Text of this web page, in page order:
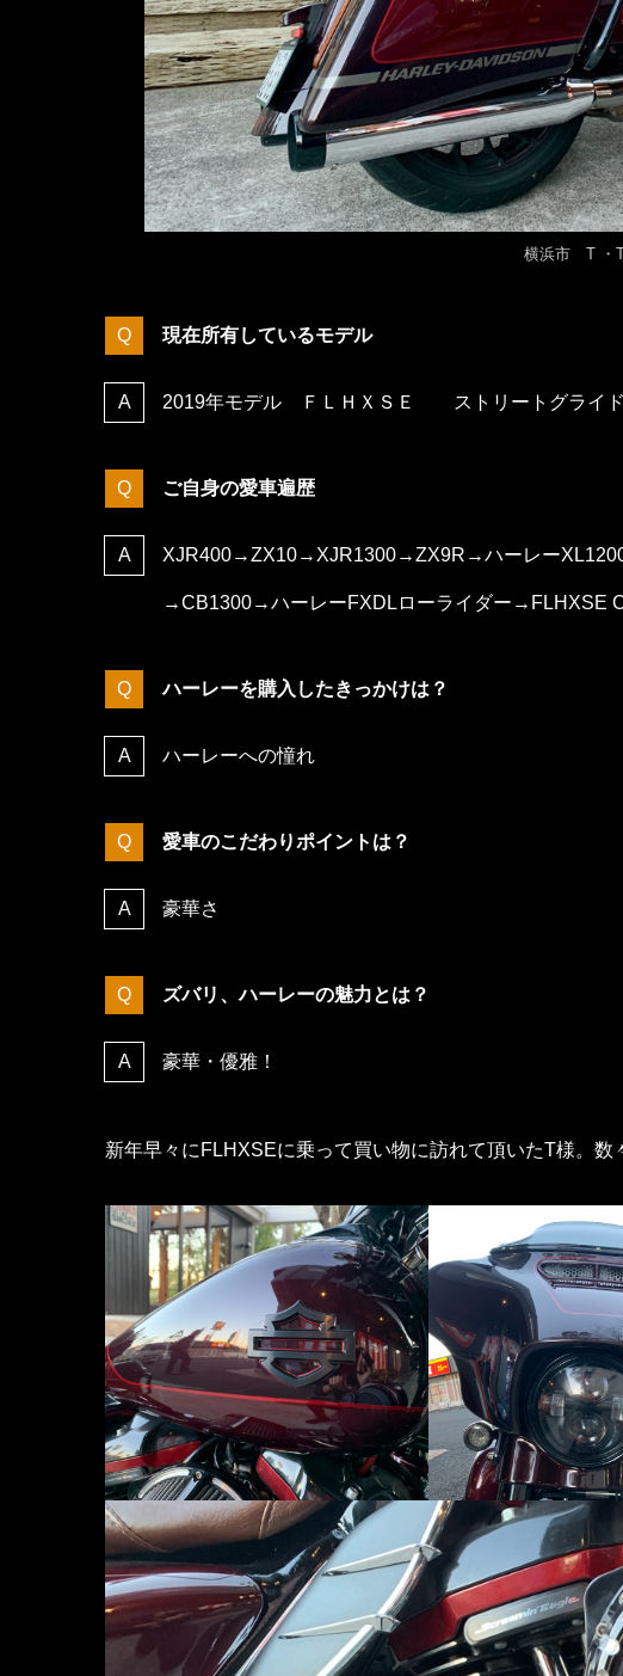
横浜市 T
現在所有しているモデル
2019年モデル ＦＬＨＸＳＥ ストリートグライド
ご自身の愛車遍歴
XJR400→ZX10→XJR1300→ZX9R→ハーレー
→CB1300→ハーレーFXDLローライダー→FLHXSE
ハーレーを購入したきっかけは？
ハーレーへの憧れ
愛車のこだわりポイントは？
豪華さ
ズバリ、ハーレーの魅力とは？
豪華・優雅！
新年早々にFLHXSEに乗って買い物に訪れて頂いたT様。数